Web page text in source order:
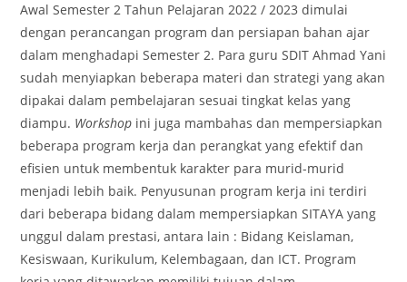
Awal Semester 2 Tahun Pelajaran 2022 / 2023 dimulai
dengan perancangan program dan persiapan bahan ajar
dalam menghadapi Semester 2. Para guru SDIT Ahmad Yani
sudah menyiapkan beberapa materi dan strategi yang akan
dipakai dalam pembelajaran sesuai tingkat kelas yang
diampu. Workshop ini juga mambahas dan mempersiapkan
beberapa program kerja dan perangkat yang efektif dan
efisien untuk membentuk karakter para murid-murid
menjadi lebih baik. Penyusunan program kerja ini terdiri
dari beberapa bidang dalam mempersiapkan SITAYA yang
unggul dalam prestasi, antara lain : Bidang Keislaman,
Kesiswaan, Kurikulum, Kelembagaan, dan ICT. Program